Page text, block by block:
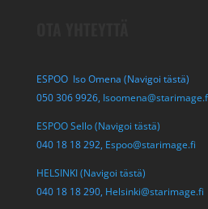
ESPOO Iso Omena (Navigoi tästä)
050 306 9926,
ESPOO Sello (Navigoi tästä)
040 18 18 292, Espoo@starimage.fi
HELSINKI (Navigoi tästä)
040 18 18 290, Helsinki@starimage.fi